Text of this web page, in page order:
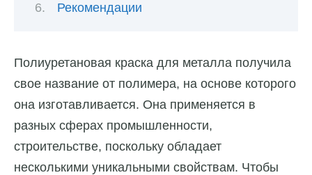
Рекомендации
Полиуретановая краска для металла получила
свое название от полимера, на основе которого
она изготавливается. Она применяется в
разных сферах промышленности,
строительстве, поскольку обладает
несколькими уникальными свойствам. Чтобы